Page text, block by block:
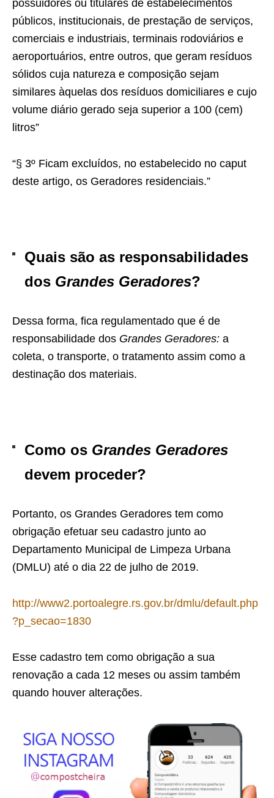
possuidores ou titulares de estabelecimentos
públicos, institucionais, de prestação de serviços,
comerciais e industriais, terminais rodoviários e
aeroportuários, entre outros, que geram resíduos
sólidos cuja natureza e composição sejam
similares àquelas dos resíduos domiciliares e cujo
volume diário gerado seja superior a 100 (cem)
litros”
“§ 3º Ficam excluídos, no estabelecido no caput
deste artigo, os Geradores residenciais.”
Quais são as responsabilidades
dos Grandes Geradores?
Dessa forma, fica regulamentado que é de
responsabilidade dos Grandes Geradores: a
coleta, o transporte, o tratamento assim como a
destinação dos materiais.
Como os Grandes Geradores
devem proceder?
Portanto, os Grandes Geradores tem como
obrigação efetuar seu cadastro junto ao
Departamento Municipal de Limpeza Urbana
(DMLU) até o dia 22 de julho de 2019.
http://www2.portoalegre.rs.gov.br/dmlu/default.php
?p_secao=1830
Esse cadastro tem como obrigação a sua
renovação a cada 12 meses ou assim também
quando houver alterações.